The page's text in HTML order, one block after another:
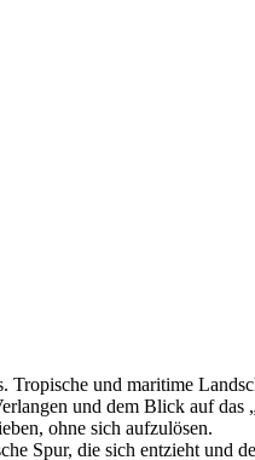
und maritime
und dem Blick auf das
ohne sich aufzulösen.
Spur, die sich entzieht und